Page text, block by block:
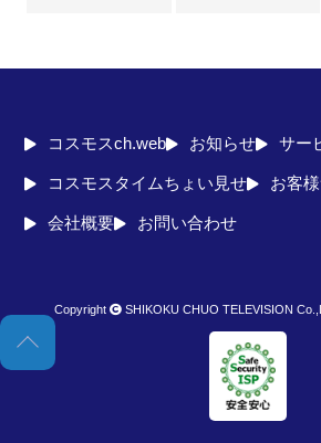
コスモスch.web お知らせ サー
コスモスタイムちょい見せ お客
会社概要 お問い合わせ
Copyright SHIKOKU CHUO TELEVISION